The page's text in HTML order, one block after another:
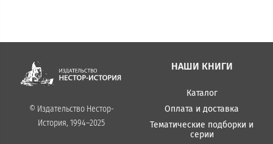
© Издательство Нестор-
История, 1994–2025
НАШИ КНИГИ
Каталог
Оплата и доставка
Тематические подборки и
серии